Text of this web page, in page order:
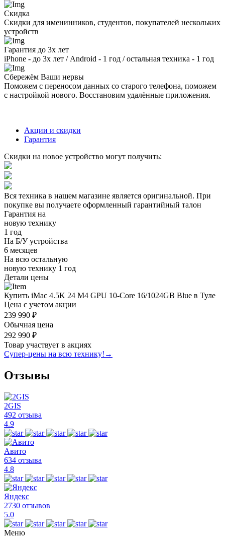
Скидка
Скидки для именинников, студентов, покупателей нескольких
устройств
Гарантия до 3х лет
iPhone - до 3х лет / Android - 1 год / остальная техника - 1 год
Сбережём Ваши нервы
Поможем с переносом данных со старого телефона, поможем
с настройкой нового. Восстановим удалённые приложения.
Акции и скидки
Гарантия
Скидки на новое устройство могут получить:
Вся техника в нашем магазине является оригинальной. При
покупке вы получаете оформленный гарантийный талон
Гарантия на
новую технику
1 год
На Б/У устройства
6 месяцев
На всю остальную
новую технику 1 год
Детали цены
Купить iMac 4.5K 24 M4 GPU 10-Core 16/1024GB Blue в Туле
Цена с учетом акции
239 990 ₽
Обычная цена
292 990 ₽
Товар участвует в акциях
Супер-цены на всю технику! →
Отзывы
2GIS
492 отзыва
4.9
Авито
634 отзыва
4.8
Яндекс
2730 отзывов
5.0
Меню